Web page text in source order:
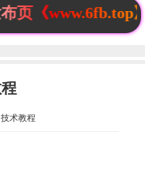
《www.6fb.top》
技术教程